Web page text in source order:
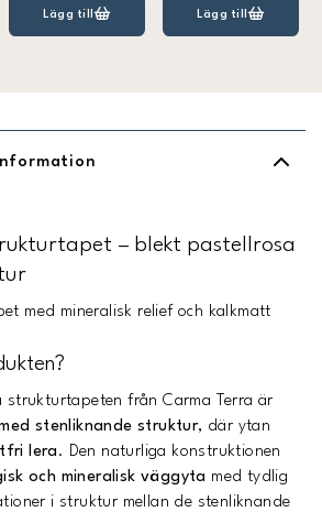
Lägg till Lägg till
– blekt pastellrosa
med mineralisk relief och kalkmatt
strukturtapeten från Carma Terra är
stenliknande struktur, där ytan
lera . Den naturliga konstruktionen
och mineralisk väggyta med tydlig
i struktur mellan de stenliknande